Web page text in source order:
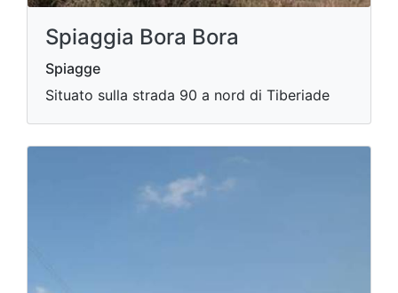
Spiaggia Bora Bora
Spiagge
Situato sulla strada 90 a nord di Tiberiade